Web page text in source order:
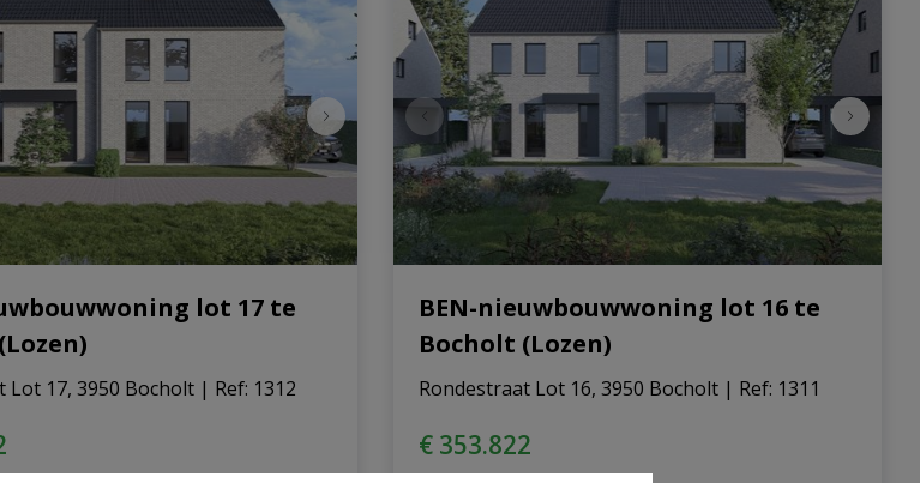
lot 17 te
Lot 17, 3950 Bocholt | Ref: 1312
BEN-nieuwbouwwoning lot 16 te
Bocholt (Lozen)
Rondestraat Lot 16, 3950 Bocholt | Ref: 1311
€ 353.822